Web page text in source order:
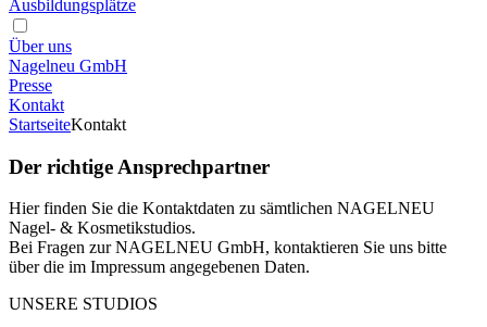
Ausbildungsplätze
Über uns
Nagelneu GmbH
Presse
Kontakt
StartseiteKontakt
Der richtige Ansprechpartner
Hier finden Sie die Kontaktdaten zu sämtlichen NAGELNEU
Nagel- & Kosmetikstudios.
Bei Fragen zur NAGELNEU GmbH, kontaktieren Sie uns bitte
über die im Impressum angegebenen Daten.
UNSERE STUDIOS